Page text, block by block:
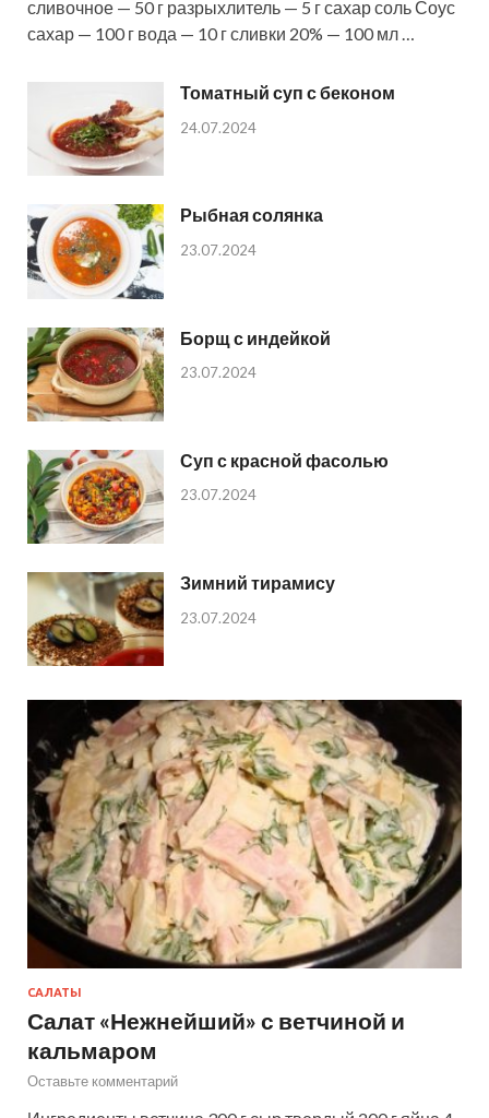
сливочное — 50 г разрыхлитель — 5 г сахар соль Соус
сахар — 100 г вода — 10 г сливки 20% — 100 мл …
Томатный суп с беконом
24.07.2024
Рыбная солянка
23.07.2024
Борщ с индейкой
23.07.2024
Суп с красной фасолью
23.07.2024
Зимний тирамису
23.07.2024
САЛАТЫ
Салат «Нежнейший» с ветчиной и
кальмаром
Оставьте комментарий